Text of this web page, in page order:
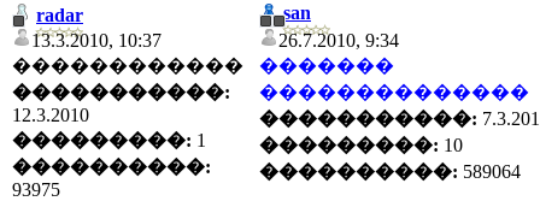
radar
13.3.2010, 10:37
������������
�����������:
12.3.2010
���������: 1
����������:
93975
san
26.7.2010, 9:34
�������
��������������
�����������:
���������: 10
����������: 589064